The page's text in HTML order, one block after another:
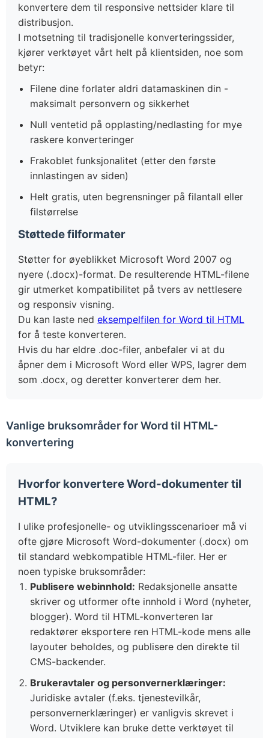
konvertere dem til responsive nettsider klare til
distribusjon.
I motsetning til tradisjonelle konverteringssider,
kjører verktøyet vårt helt på klientsiden, noe som
betyr:
Filene dine forlater aldri datamaskinen din -
maksimalt personvern og sikkerhet
Null ventetid på opplasting/nedlasting for mye
raskere konverteringer
Frakoblet funksjonalitet (etter den første
innlastingen av siden)
Helt gratis, uten begrensninger på filantall eller
filstørrelse
Støttede filformater
Støtter for øyeblikket Microsoft Word 2007 og
nyere (.docx)-format. De resulterende HTML-filene
gir utmerket kompatibilitet på tvers av nettlesere
og responsiv visning.
Du kan laste ned eksempelfilen for Word til HTML
for å teste konverteren.
Hvis du har eldre .doc-filer, anbefaler vi at du
åpner dem i Microsoft Word eller WPS, lagrer dem
som .docx, og deretter konverterer dem her.
Vanlige bruksområder for Word til HTML-
konvertering
Hvorfor konvertere Word-dokumenter til
HTML?
I ulike profesjonelle- og utviklingsscenarioer må vi
ofte gjøre Microsoft Word-dokumenter (.docx) om
til standard webkompatible HTML-filer. Her er
noen typiske bruksområder:
Publisere webinnhold: Redaksjonelle ansatte
skriver og utformer ofte innhold i Word (nyheter,
blogger). Word til HTML-konverteren lar
redaktører eksportere ren HTML-kode mens alle
layouter beholdes, og publisere den direkte til
CMS-backender.
Brukeravtaler og personvernerklæringer:
Juridiske avtaler (f.eks. tjenestevilkår,
personvernerklæringer) er vanligvis skrevet i
Word. Utviklere kan bruke dette verktøyet til